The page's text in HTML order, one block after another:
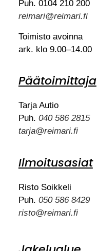
Puh. 0104 210 200
reimari@reimari.fi
Toimisto avoinna
ark. klo 9.00–14.00
Päätoimittaja
Tarja Autio
Puh. 040 586 2815
tarja@reimari.fi
Ilmoitusasiat
Risto Soikkeli
Puh. 050 586 8429
risto@reimari.fi